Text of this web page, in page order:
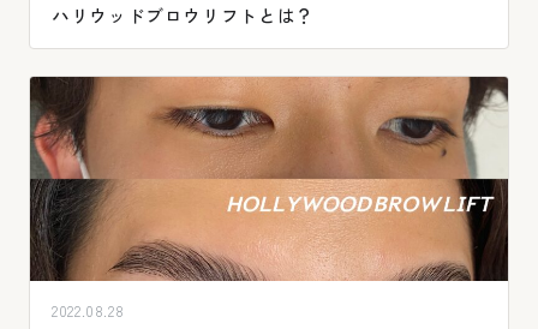
ハリウッドブロウリフトとは？
2022.08.28